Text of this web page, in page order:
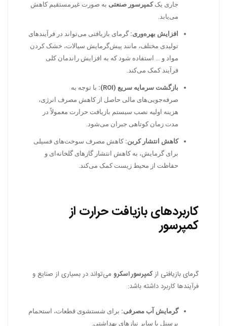
جاری یککمپرسور صنعتی به صورت غیرمستقیم کاهش
می‌یابد.
افزایش بهره‌وری: گرمای بازیافتی می‌تواند در فرآیندهای
تولیدی مختلف، مانند پیش‌گرمایش سیالات، خشک کردن
مواد و … استفاده شود که به افزایش راندمان کلی
فرآیند کمک می‌کند.
بازگشت سرمایه سریع (ROI):
با توجه به
صرفه‌جویی‌های مالی حاصل از کاهش مصرف انرژی،
هزینه اولیه نصب سیستم بازیافت حرارت معمولاً در
مدت زمان کوتاهی جبران می‌شود.
کاهش انتشار کربن: کاهش مصرف سوخت‌های فسیلی
برای گرمایش، به کاهش انتشار گازهای گلخانه‌ای و
حفاظت از محیط زیست کمک می‌کند.
کاربردهای بازیافت حرارت از
کمپرسور
گرمای بازیافتی ازکمپرسور اسکرو می‌تواند در بسیاری از صنایع و
فرآیندها کاربرد داشته باشد:
گرمایش آب مصرفی: برای شستشوی قطعات، استحمام
پرسنل یا سایر نیازهای بهداشتی.